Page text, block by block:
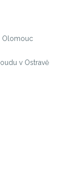
Olomouc
v Ostravě